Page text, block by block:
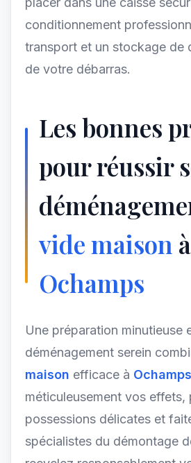
conditionnement
transport et un stockage de
de votre débarras.
Les bonnes
pour réussir
vide maison à
Ochamps
Une préparation minutieuse
déménagement serein
maison efficace à Ochamps
méticuleusement vos
possessions délicates et
spécialistes du démontage